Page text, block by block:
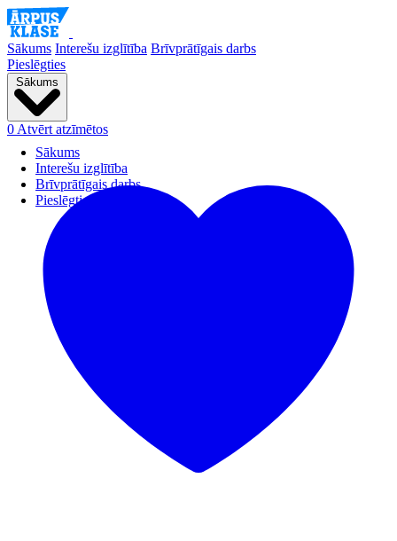
Sākums Interešu izglītība Brīvprātīgais darbs
Pieslēgties
Sākums
Sākums
Interešu izglītība
Brīvprātīgais darbs
Pieslēgties
0 Atvērt atzīmētos